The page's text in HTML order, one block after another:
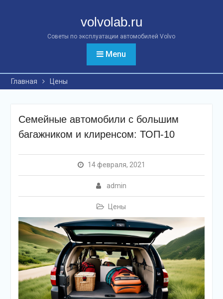
volvolab.ru
Советы по эксплуатации автомобилей Volvo
Menu
Главная Цены
Семейные автомобили с большим
багажником и клиренсом: ТОП-10
14 февраля, 2021
admin
Цены